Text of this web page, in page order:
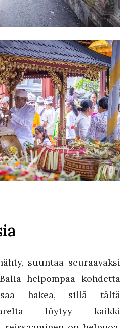
suuntaa seuraavaksi
helpompaa kohdetta
saa hakea, sillä tältä
löytyy kaikki